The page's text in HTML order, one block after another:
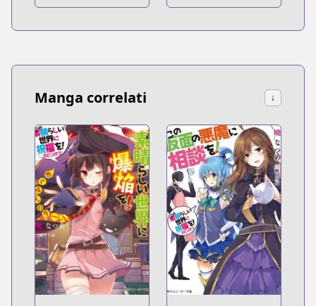
Sekai wa Mob ni
Game da to Ore
Manga correlati ↓